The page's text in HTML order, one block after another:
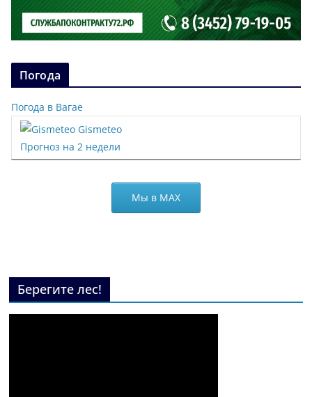
Погода
Погода в Вагае
Gismeteo
Прогноз на 2 недели
Мы в МАХ
Берегите лес!